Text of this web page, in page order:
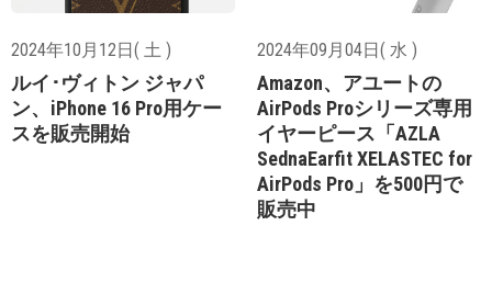
2024年10月12日( 土 )
ルイ･ヴィトン ジャパ
ン、iPhone 16 Pro用ケー
スを販売開始
2024年09月04日( 水 )
Amazon、アユートの
AirPods Proシリーズ専用
イヤーピース「AZLA
SednaEarfit XELASTEC for
AirPods Pro」を500円で
販売中